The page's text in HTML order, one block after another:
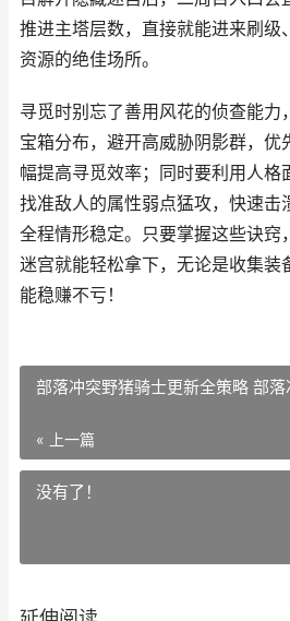
推进主塔层数，直接就能进来刷级
资源的绝佳场所。
寻觅时别忘了善用风花的侦查能力
宝箱分布，避开高威胁阴影群，优
幅提高寻觅效率；同时要利用人格
找准敌人的属性弱点猛攻，快速击
全程情形稳定。只要掌握这些诀窍
迷宫就能轻松拿下，无论是收集装
能稳赚不亏！
部落冲突野猪骑士更新全策略 部
« 上一篇
没有了！